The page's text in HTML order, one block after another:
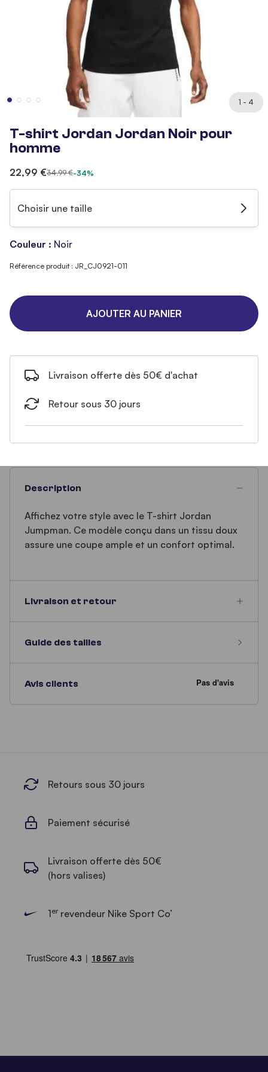
1 - 4
T-shirt Jordan Jordan Noir pour
homme
22,99 €34,99 €-34%
Choisir une taille
Couleur : Noir
Référence produit : JR_CJ0921-011
AJOUTER AU PANIER
Livraison offerte dès 50€ d'achat
Retour sous 30 jours
Description
Affichez votre style avec le T-shirt Jordan
Jumpman. Ce modèle conçu dans un tissu doux
assure une coupe ample et un confort optimal.
Livraison et retour
Guide des tailles
Avis clients
Retours sous 30 jours
Paiement sécurisé
Livraison offerte dès 50€
(hors valises)
1errevendeur Nike Sport Co’